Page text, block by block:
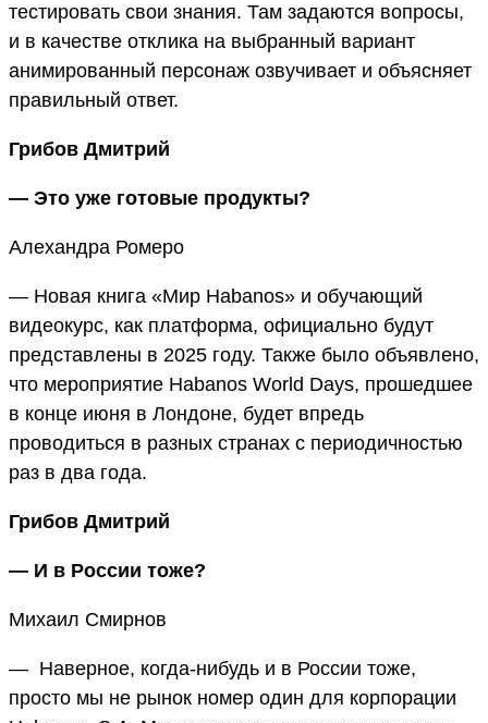
тестировать свои знания. Там задаются вопросы,
и в качестве отклика на выбранный вариант
анимированный персонаж озвучивает и объясняет
правильный ответ.
Грибов Дмитрий
— Это уже готовые продукты?
Алехандра Ромеро
— Новая книга «Мир Habanos» и обучающий
видеокурс, как платформа, официально будут
представлены в 2025 году. Также было объявлено,
что мероприятие Habanos World Days, прошедшее
в конце июня в Лондоне, будет впредь
проводиться в разных странах с периодичностью
раз в два года.
Грибов Дмитрий
— И в России тоже?
Михаил Смирнов
— Наверное, когда-нибудь и в России тоже,
просто мы не рынок номер один для корпорации